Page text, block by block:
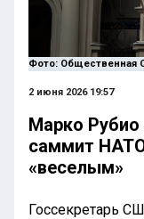
Фото: Общественная
2 июня 2026 19:57
Марко Рубио
саммит
«веселым»
Госсекретарь